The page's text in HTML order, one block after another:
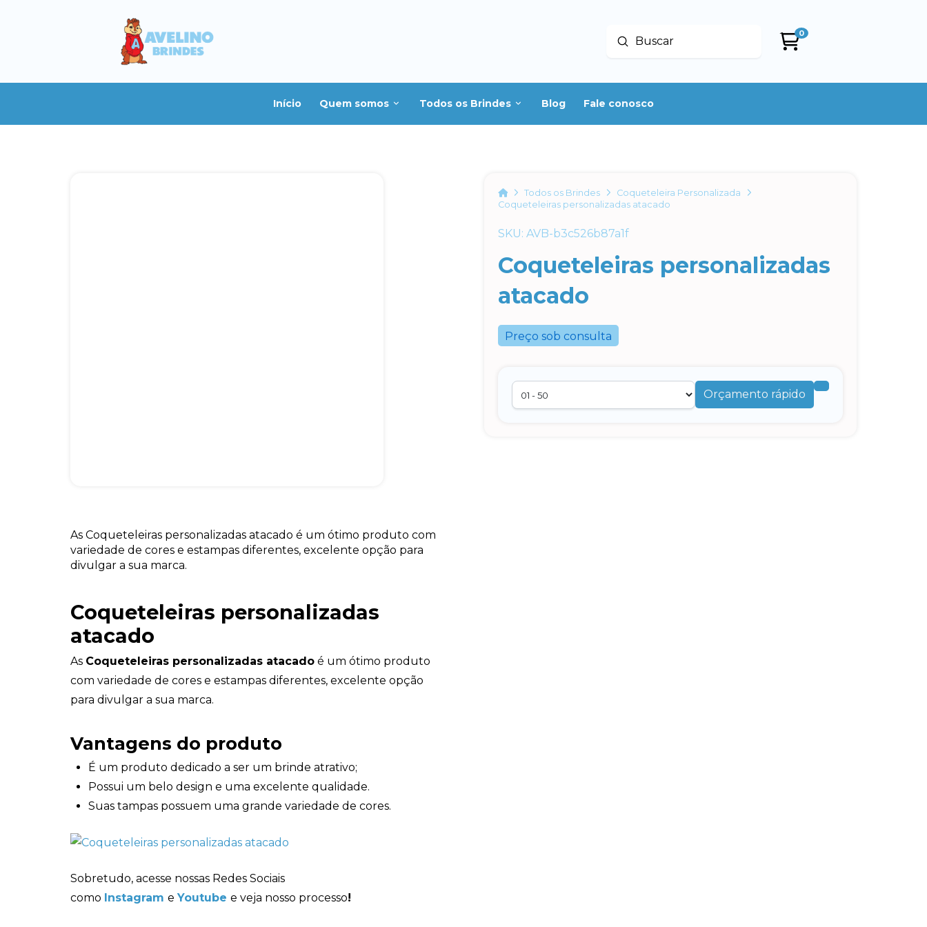
Buscar
Enviar
0
Início Quem somos Todos os Brindes Blog Fale conosco
HomeTodos os Brindes
Coqueteleira Personalizada
Coqueteleiras personalizadas atacado
SKU: AVB-b3c526b87a1f
Coqueteleiras personalizadas
atacado
Preço sob consulta
Orçamento rápido
As Coqueteleiras personalizadas atacado é um ótimo produto com
variedade de cores e estampas diferentes, excelente opção para
divulgar a sua marca.
Coqueteleiras personalizadas
atacado
As Coqueteleiras personalizadas atacado é um ótimo produto
com variedade de cores e estampas diferentes, excelente opção
para divulgar a sua marca.
Vantagens do produto
É um produto dedicado a ser um brinde atrativo;
Possui um belo design e uma excelente qualidade.
Suas tampas possuem uma grande variedade de cores.
Sobretudo, acesse nossas Redes Sociais
como Instagram e Youtube e veja nosso processo!